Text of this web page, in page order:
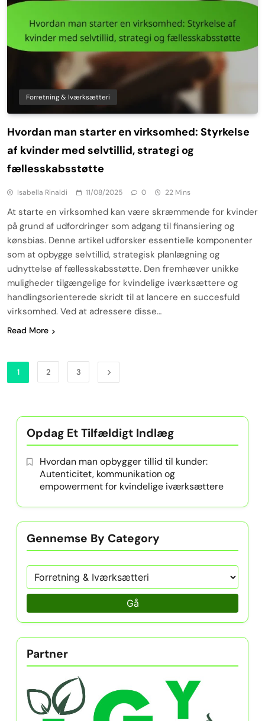
Forretning & Iværksætteri
Hvordan man starter en virksomhed: Styrkelse
af kvinder med selvtillid, strategi og
fællesskabsstøtte
Isabella Rinaldi 11/08/2025 0 22 Mins
At starte en virksomhed kan være skræmmende for kvinder
på grund af udfordringer som adgang til finansiering og
kønsbias. Denne artikel udforsker essentielle komponenter
som at opbygge selvtillid, strategisk planlægning og
udnyttelse af fællesskabsstøtte. Den fremhæver unikke
muligheder tilgængelige for kvindelige iværksættere og
handlingsorienterede skridt til at lancere en succesfuld
virksomhed. Ved at adressere disse…
Read More
1 2 3
Opdag Et Tilfældigt Indlæg
Hvordan man opbygger tillid til kunder:
Autenticitet, kommunikation og
empowerment for kvindelige iværksættere
Gennemse By Category
Gå
Partner